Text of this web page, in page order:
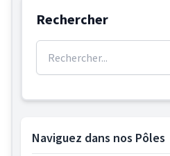
Rechercher
Rechercher :
Naviguez dans nos Pôles